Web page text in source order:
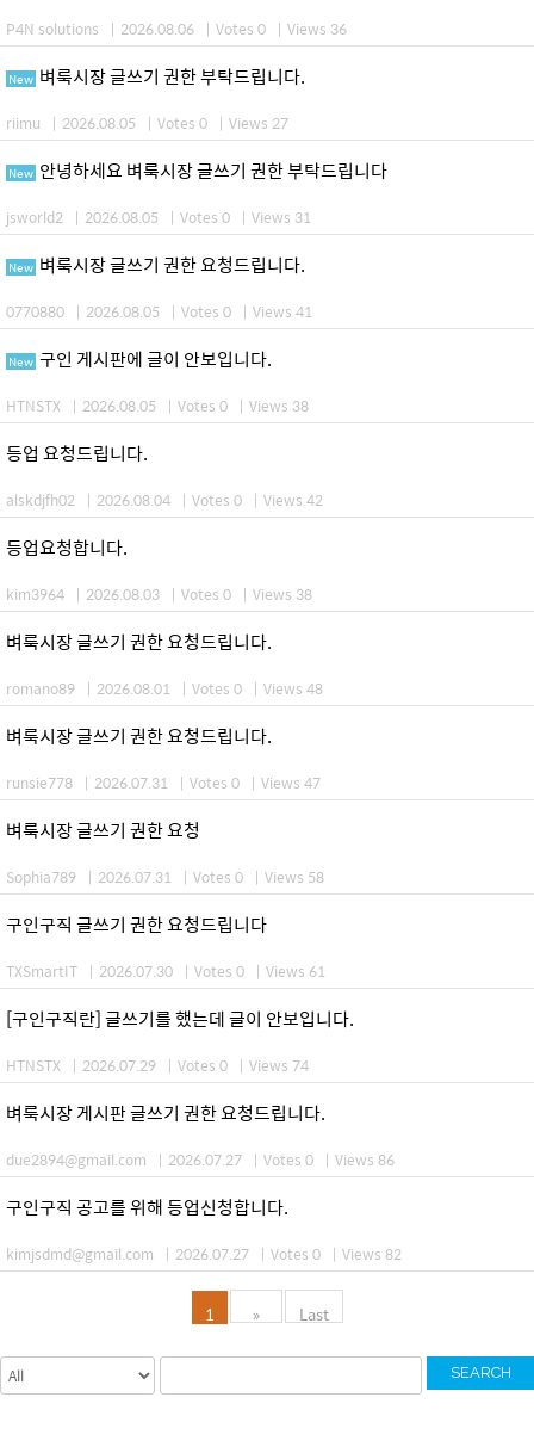
P4N solutions | 2026.08.06 | Votes 0 | Views 36
New 벼룩시장 글쓰기 권한 부탁드립니다.
riimu | 2026.08.05 | Votes 0 | Views 27
New 안녕하세요 벼룩시장 글쓰기 권한 부탁드립니다
jsworld2 | 2026.08.05 | Votes 0 | Views 31
New 벼룩시장 글쓰기 권한 요청드립니다.
0770880 | 2026.08.05 | Votes 0 | Views 41
New 구인 게시판에 글이 안보입니다.
HTNSTX | 2026.08.05 | Votes 0 | Views 38
등업 요청드립니다.
alskdjfh02 | 2026.08.04 | Votes 0 | Views 42
등업요청합니다.
kim3964 | 2026.08.03 | Votes 0 | Views 38
벼룩시장 글쓰기 권한 요청드립니다.
romano89 | 2026.08.01 | Votes 0 | Views 48
벼룩시장 글쓰기 권한 요청드립니다.
runsie778 | 2026.07.31 | Votes 0 | Views 47
벼룩시장 글쓰기 권한 요청
Sophia789 | 2026.07.31 | Votes 0 | Views 58
구인구직 글쓰기 권한 요청드립니다
TXSmartIT | 2026.07.30 | Votes 0 | Views 61
[구인구직란] 글쓰기를 했는데 글이 안보입니다.
HTNSTX | 2026.07.29 | Votes 0 | Views 74
벼룩시장 게시판 글쓰기 권한 요청드립니다.
due2894@gmail.com | 2026.07.27 | Votes 0 | Views 86
구인구직 공고를 위해 등업신청합니다.
kimjsdmd@gmail.com | 2026.07.27 | Votes 0 | Views 82
1 » Last
SEARCH